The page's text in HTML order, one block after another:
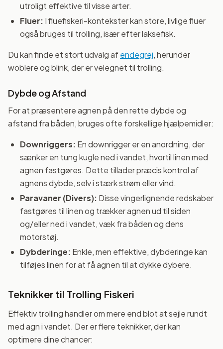
utroligt effektive til visse arter.
Fluer: I fluefiskeri-kontekster kan store, livlige fluer
også bruges til trolling, især efter laksefisk.
Du kan finde et stort udvalg afendegrej, herunder
woblere og blink, der er velegnet til trolling.
Dybde og Afstand
For at præsentere agnen på den rette dybde og
afstand fra båden, bruges ofte forskellige hjælpemidler:
Downriggers: En downrigger er en anordning, der
sænker en tung kugle ned i vandet, hvortil linen med
agnen fastgøres. Dette tillader præcis kontrol af
agnens dybde, selv i stærk strøm eller vind.
Paravaner (Divers): Disse vingerlignende redskaber
fastgøres til linen og trækker agnen ud til siden
og/eller ned i vandet, væk fra båden og dens
motorstøj.
Dybderinge: Enkle, men effektive, dybderinge kan
tilføjes linen for at få agnen til at dykke dybere.
Teknikker til Trolling Fiskeri
Effektiv trolling handler om mere end blot at sejle rundt
med agn i vandet. Der er flere teknikker, der kan
optimere dine chancer: